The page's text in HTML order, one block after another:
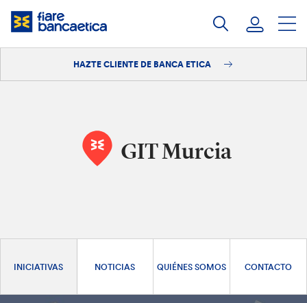
Saltar
HAZTE CLIENTE DE BANCA ETICA
GIT Murcia
INICIATIVAS NOTICIAS QUIÉNES SOMOS CONTACTO